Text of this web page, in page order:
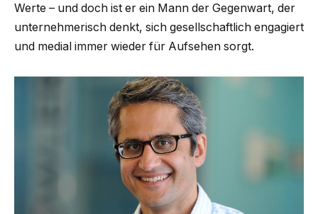
Werte – und doch ist er ein Mann der Gegenwart, der
unternehmerisch denkt, sich gesellschaftlich engagiert
und medial immer wieder für Aufsehen sorgt.